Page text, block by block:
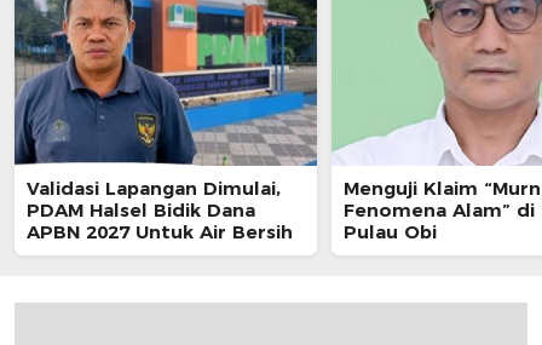
Validasi Lapangan Dimulai,
PDAM Halsel Bidik Dana
APBN 2027 Untuk Air Bersih
Menguji Klaim
Fenomena Alam” di
Pulau Obi